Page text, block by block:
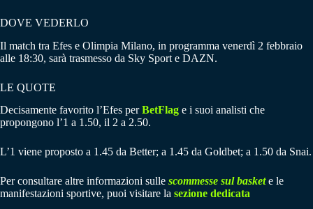
DOVE VEDERLO
Il match tra Efes e Olimpia Milano, in programma venerdì 2 febbraio
alle 18:30, sarà trasmesso da Sky Sport e DAZN.
LE QUOTE
Decisamente favorito l’Efes perBetFlag e i suoi analisti che
propongono l’1 a 1.50, il 2 a 2.50.
L’1 viene proposto a 1.45 da Better; a 1.45 da Goldbet; a 1.50 da Snai.
Per consultare altre informazioni sulle scommesse sul baskete le
manifestazioni sportive, puoi visitare la sezione dedicata